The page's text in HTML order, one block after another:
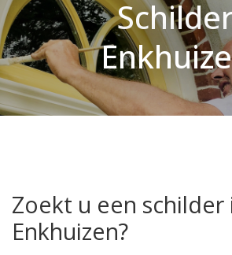
Zoekt u een schilder
Enkhuizen?